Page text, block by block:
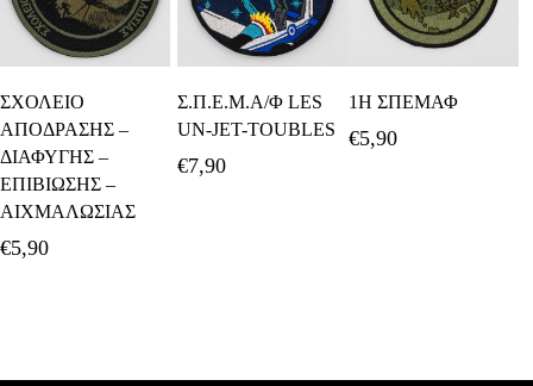
Περισσότερα
ΣΧΟΛΕΙΟ
ΑΠΟΔΡΑΣΗΣ –
ΔΙΑΦΥΓΗΣ –
ΕΠΙΒΙΩΣΗΣ –
ΑΙΧΜΑΛΩΣΙΑΣ
€5,90
Καλάθι
Σ.Π.Ε.Μ.Α/Φ LES
UN-JET-TOUBLES
€7,90
1Η ΣΠΕΜΑΦ
€5,90